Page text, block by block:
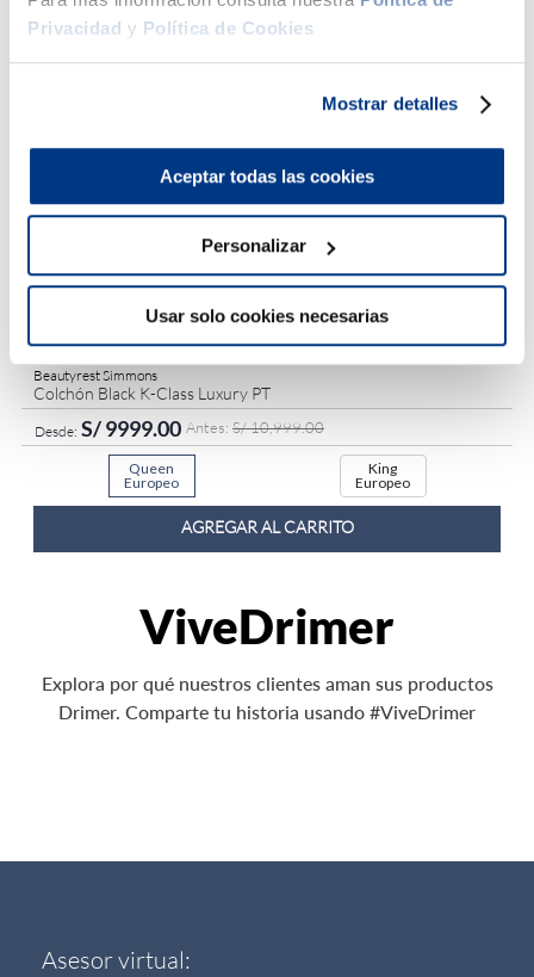
Privacidad y Política de Cookies
Mostrar detalles
Aceptar todas las cookies
Personalizar
Usar solo cookies necesarias
1 Plaza 1.5 Plazas 2 Plazas
Americano
El arte del descanso
premium
Ver todo
Hasta6xS/1666.50sin interés
Beautyrest Simmons
Colchón Black K-Class Luxury PT
S/9999.00 S/10,999.00
Queen
Europeo
King
Europeo
AGREGAR AL CARRITO
ViveDrimer
Explora por qué nuestros clientes aman sus productos
Drimer. Comparte tu historia usando #ViveDrimer
Asesor virtual: